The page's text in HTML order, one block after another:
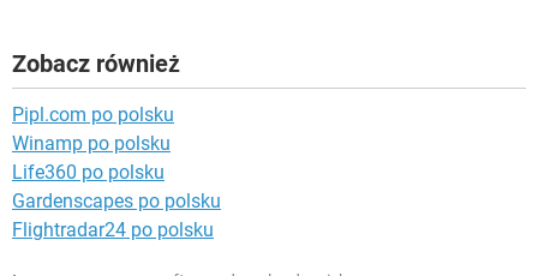
Zobacz również
Pipl.com po polsku
Winamp po polsku
Life360 po polsku
Gardenscapes po polsku
Flightradar24 po polsku